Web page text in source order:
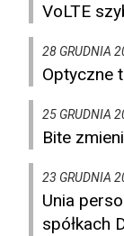
VoLTE
28 GRUDNIA
Optyczne
25 GRUDNIA
Bite
23 GRUDNIA
Unia
spółkach